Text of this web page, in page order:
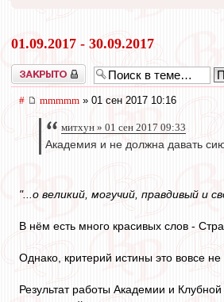
01.09.2017 - 30.09.2017
Закрыто
# mmmmm » 01 сен 2017 10:16
митхун » 01 сен 2017 09:33
Академия и не должна давать
"...о великий, могучий, правдивый и
В нём есть много красивых слов -
Однако, критерий истины это вовсе не
Результат работы Академии и